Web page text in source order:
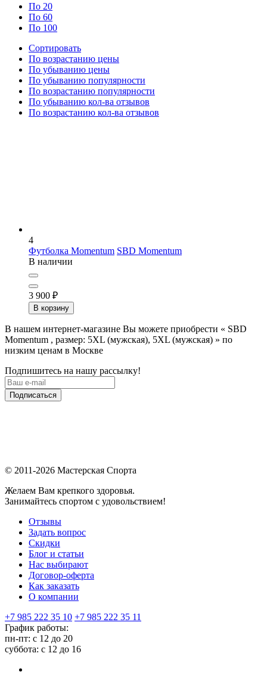
По 20
По 60
По 100
Сортировать
По возрастанию цены
По убыванию цены
По убыванию популярности
По возрастанию популярности
По убыванию кол-ва отзывов
По возрастанию кол-ва отзывов
4
Футболка Momentum SBD Momentum
В наличии
3 900 ₽
В корзину
В нашем интернет-магазине Вы можете приобрести « SBD
Momentum , размер: 5XL (мужская), 5XL (мужская) » по
низким ценам в Москве
Подпишитесь на нашу рассылку!
Подписаться
© 2011-2026 Мастерская Спорта
Желаем Вам крепкого здоровья.
Занимайтесь спортом с удовольствием!
Отзывы
Задать вопрос
Скидки
Блог и статьи
Нас выбирают
Договор-оферта
Как заказать
О компании
+7 985 222 35 10 +7 985 222 35 11
График работы:
пн-пт: с 12 до 20
суббота: c 12 до 16